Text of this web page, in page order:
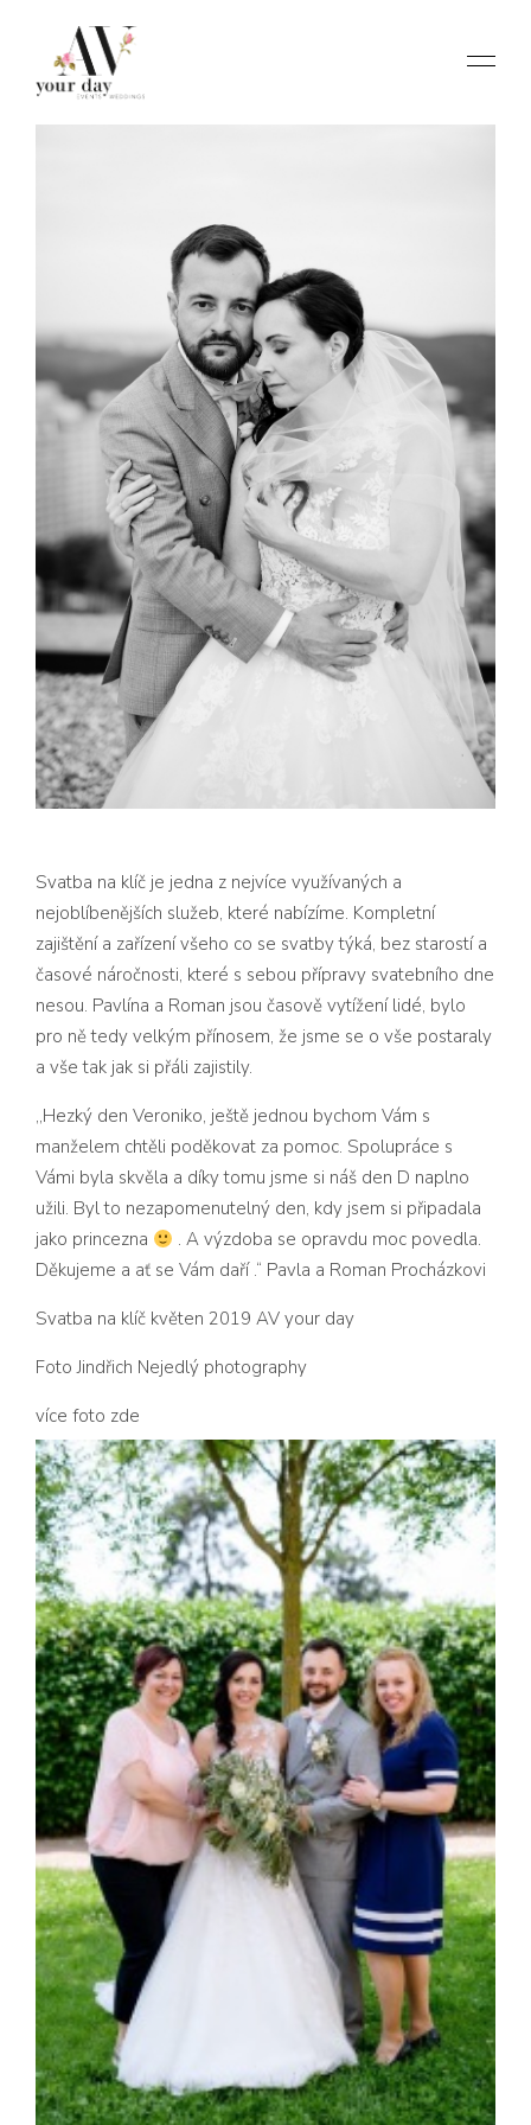
Svatba na klíč je jedna z nejvíce využívaných a
nejoblíbenějších služeb, které nabízíme. Kompletní
zajištění a zařízení všeho co se svatby týká, bez starostí a
časové náročnosti, které s sebou přípravy svatebního dne
nesou. Pavlína a Roman jsou časově vytížení lidé, bylo
pro ně tedy velkým přínosem, že jsme se o vše postaraly
a vše tak jak si přáli zajistily.
,,Hezký den Veroniko, ještě jednou bychom Vám s
manželem chtěli poděkovat za pomoc. Spolupráce s
Vámi byla skvěla a díky tomu jsme si náš den D naplno
užili. Byl to nezapomenutelný den, kdy jsem si připadala
jako princezna
. A výzdoba se opravdu moc povedla.
Děkujeme a ať se Vám daří .“ Pavla a Roman Procházkovi
Svatba na klíč květen 2019 AV your day
FotoJindřich Nejedlý photography
více foto zde